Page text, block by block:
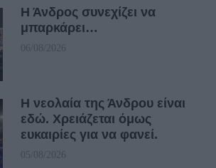
Η Άνδρος συνεχίζει να
μπαρκάρει…
06/08/2026
Η νεολαία της Άνδρου είναι
εδώ. Χρειάζεται όμως
ευκαιρίες για να φανεί.
05/08/2026